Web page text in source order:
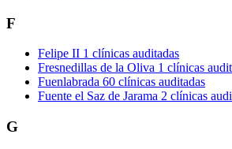
F
Felipe II 1 clínicas auditadas
Fresnedillas de la Oliva 1 clínicas
Fuenlabrada 60 clínicas auditadas
Fuente el Saz de Jarama 2 clínicas
G